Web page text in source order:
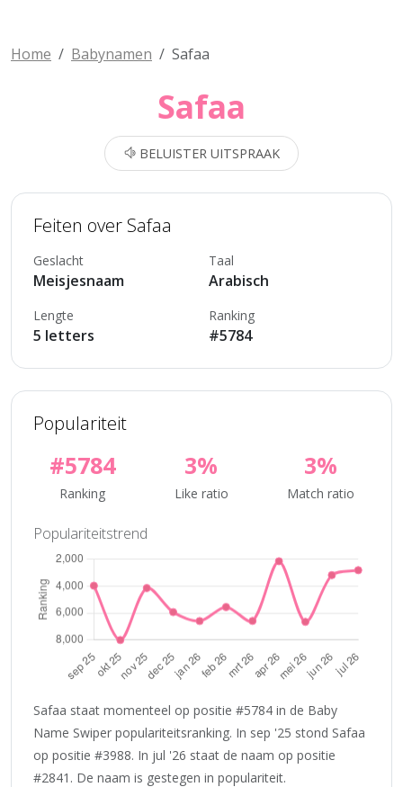
Home Babynamen Safaa
Safaa
BELUISTER UITSPRAAK
Feiten over Safaa
Geslacht
Meisjesnaam
Taal
Arabisch
Lengte
5 letters
Ranking
#5784
Populariteit
#5784
Ranking
3%
Like ratio
3%
Match ratio
Populariteitstrend
Safaa staat momenteel op positie #5784 in de Baby
Name Swiper populariteitsranking. In sep '25 stond Safaa
op positie #3988. In jul '26 staat de naam op positie
#2841. De naam is gestegen in populariteit.